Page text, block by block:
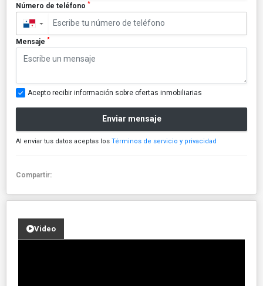
Número de teléfono *
▼
Mensaje *
Acepto recibir información sobre ofertas inmobiliarias
Enviar mensaje
Al enviar tus datos aceptas los Términos de servicio y privacidad
Compartir:
Video